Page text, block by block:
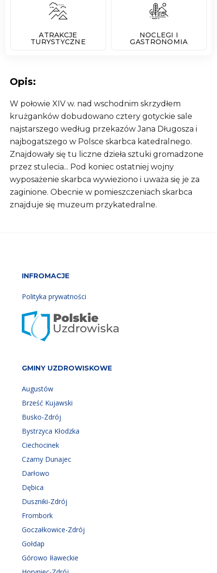
ATRAKCJE
TURYSTYCZNE
NOCLEGI I
GASTRONOMIA
Opis:
W połowie XIV w. nad wschodnim skrzydłem
krużganków dobudowano cztery gotyckie sale
najstarszego według przekazów Jana Długosza i
najbogatszego w Polsce skarbca katedralnego.
Znajdowały się tu liczne dzieła sztuki gromadzone
przez stulecia... Pod koniec ostatniej wojny
wyposażenie skarbca wywieziono i uważa się je za
zaginione. Obecnie w pomieszczeniach skarbca
znajduje się muzeum przykatedralne.
INFROMACJE
Polityka prywatności
GMINY UZDROWISKOWE
Augustów
Brześć Kujawski
Busko-Zdrój
Bystrzyca Kłodzka
Ciechocinek
Czarny Dunajec
Darłowo
Dębica
Duszniki-Zdrój
Frombork
Goczałkowice-Zdrój
Gołdap
Górowo Iławeckie